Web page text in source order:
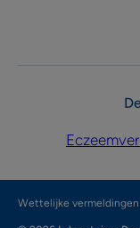
Wettelijke vermeldingen